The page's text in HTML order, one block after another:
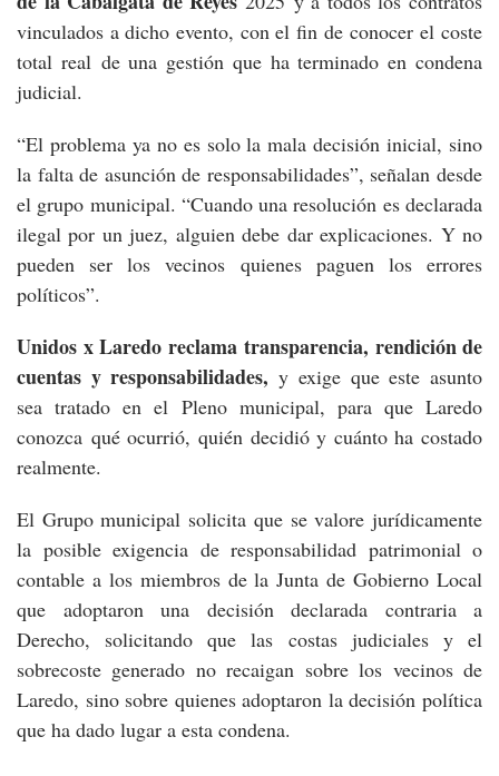
vinculados a dicho evento, con el fin de conocer el coste
total real de una gestión que ha terminado en condena
judicial.
“El problema ya no es solo la mala decisión inicial, sino
la falta de asunción de responsabilidades”, señalan desde
el grupo municipal. “Cuando una resolución es declarada
ilegal por un juez, alguien debe dar explicaciones. Y no
pueden ser los vecinos quienes paguen los errores
políticos”.
Unidos x Laredo reclama transparencia, rendición de
cuentas y responsabilidades, y exige que este asunto
sea tratado en el Pleno municipal, para que Laredo
conozca qué ocurrió, quién decidió y cuánto ha costado
realmente.
El Grupo municipal solicita que se valore jurídicamente
la posible exigencia de responsabilidad patrimonial o
contable a los miembros de la Junta de Gobierno Local
que adoptaron una decisión declarada contraria a
Derecho, solicitando que las costas judiciales y el
sobrecoste generado no recaigan sobre los vecinos de
Laredo, sino sobre quienes adoptaron la decisión política
que ha dado lugar a esta condena.